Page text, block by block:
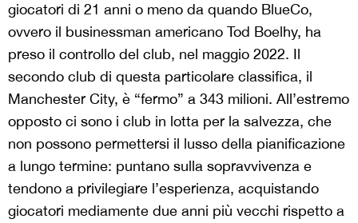
giocatori di 21 anni o meno da quando BlueCo,
ovvero il businessman americano Tod Boelhy, ha
preso il controllo del club, nel maggio 2022. Il
secondo club di questa particolare classifica, il
Manchester City, è “fermo” a 343 milioni. All’estremo
opposto ci sono i club in lotta per la salvezza, che
non possono permettersi il lusso della pianificazione
a lungo termine: puntano sulla sopravvivenza e
tendono a privilegiare l’esperienza, acquistando
giocatori mediamente due anni più vecchi rispetto a